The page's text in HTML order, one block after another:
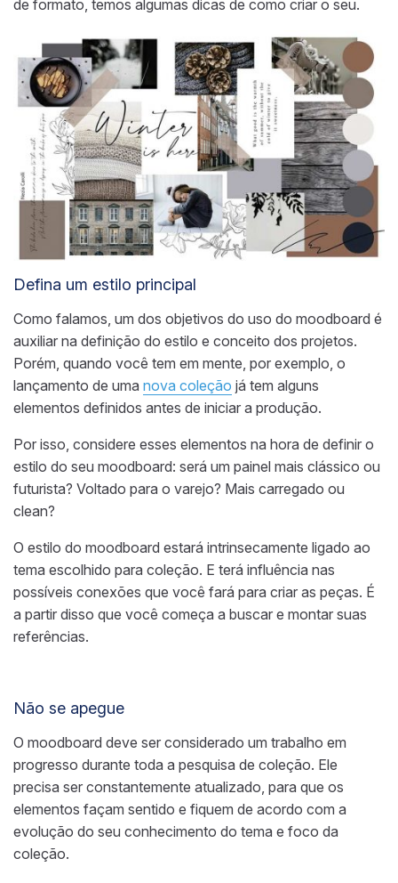
de formato, temos algumas dicas de como criar o seu.
Defina um estilo principal
Como falamos, um dos objetivos do uso do moodboard é
auxiliar na definição do estilo e conceito dos projetos.
Porém, quando você tem em mente, por exemplo, o
lançamento de uma nova coleção já tem alguns
elementos definidos antes de iniciar a produção.
Por isso, considere esses elementos na hora de definir o
estilo do seu moodboard: será um painel mais clássico ou
futurista? Voltado para o varejo? Mais carregado ou
clean?
O estilo do moodboard estará intrinsecamente ligado ao
tema escolhido para coleção. E terá influência nas
possíveis conexões que você fará para criar as peças. É
a partir disso que você começa a buscar e montar suas
referências.
Não se apegue
O moodboard deve ser considerado um trabalho em
progresso durante toda a pesquisa de coleção. Ele
precisa ser constantemente atualizado, para que os
elementos façam sentido e fiquem de acordo com a
evolução do seu conhecimento do tema e foco da
coleção.